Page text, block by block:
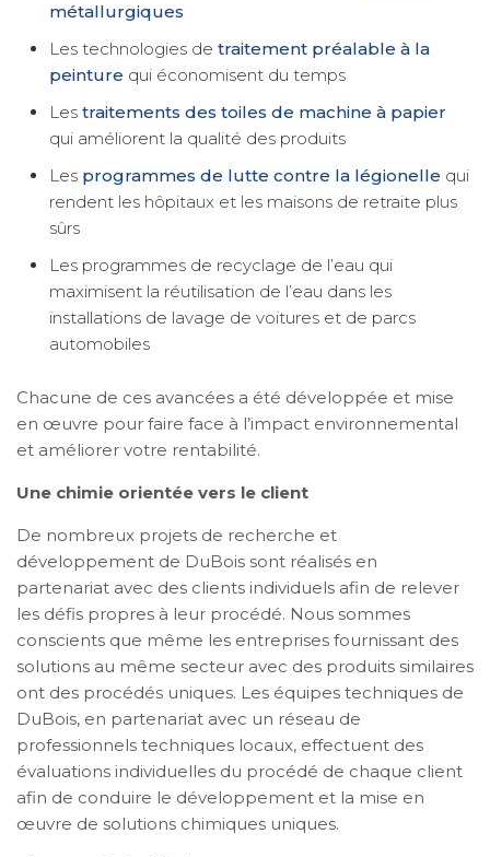
métallurgiques
Les technologies de traitement préalable à la
peinture qui économisent du temps
Les traitements des toiles de machine à papier
qui améliorent la qualité des produits
Les programmes de lutte contre la légionelle qui
rendent les hôpitaux et les maisons de retraite plus
sûrs
Les programmes de recyclage de l’eau qui
maximisent la réutilisation de l’eau dans les
installations de lavage de voitures et de parcs
automobiles
Chacune de ces avancées a été développée et mise
en œuvre pour faire face à l’impact environnemental
et améliorer votre rentabilité.
Une chimie orientée vers le client
De nombreux projets de recherche et
développement de DuBois sont réalisés en
partenariat avec des clients individuels afin de relever
les défis propres à leur procédé. Nous sommes
conscients que même les entreprises fournissant des
solutions au même secteur avec des produits similaires
ont des procédés uniques. Les équipes techniques de
DuBois, en partenariat avec un réseau de
professionnels techniques locaux, effectuent des
évaluations individuelles du procédé de chaque client
afin de conduire le développement et la mise en
œuvre de solutions chimiques uniques.